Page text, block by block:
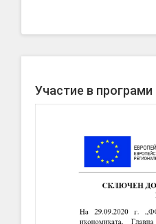
Участие в програми